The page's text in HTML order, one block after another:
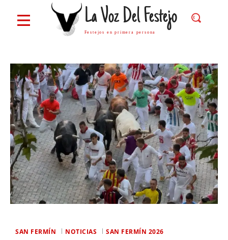
La Voz Del Festejo
Festejos en primera persona
SAN FERMÍN NOTICIAS SAN FERMÍN 2026